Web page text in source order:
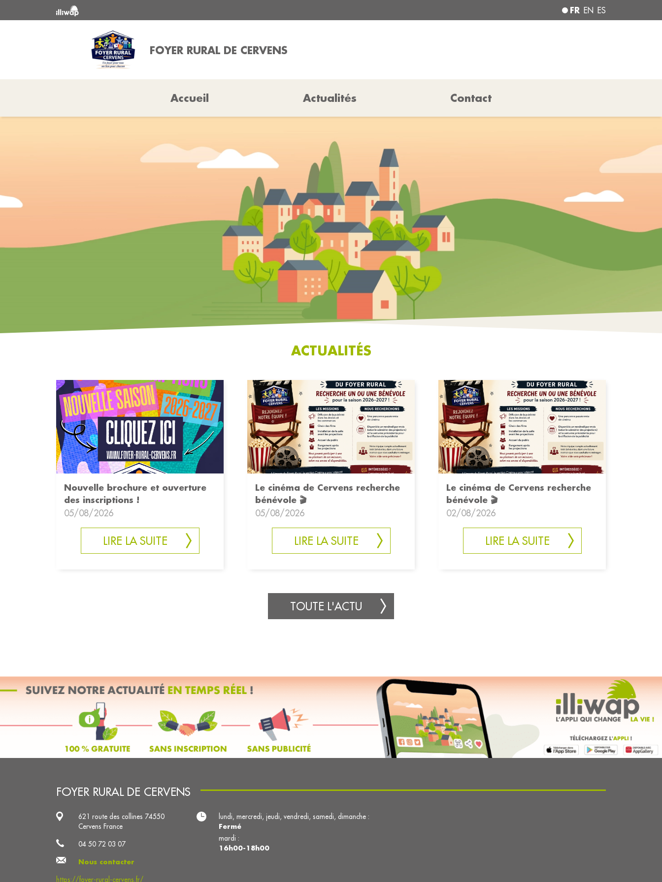
FR EN ES
FOYER RURAL DE CERVENS
Accueil Actualités Contact
ACTUALITÉS
Nouvelle brochure et ouverture
des inscriptions !
05/08/2026
LIRE LA SUITE
Le cinéma de Cervens recherche
bénévole 🎬
05/08/2026
LIRE LA SUITE
Le cinéma de Cervens recherche
bénévole 🎬
02/08/2026
LIRE LA SUITE
TOUTE L'ACTU
FOYER RURAL DE CERVENS
621 route des collines 74550
Cervens France
04 50 72 03 07
Nous contacter
https://foyer-rural-cervens.fr/
lundi, mercredi, jeudi, vendredi, samedi, dimanche :
Fermé
mardi :
16h00-18h00